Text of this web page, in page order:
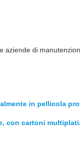
aziende di
in pellicola
con cartoni